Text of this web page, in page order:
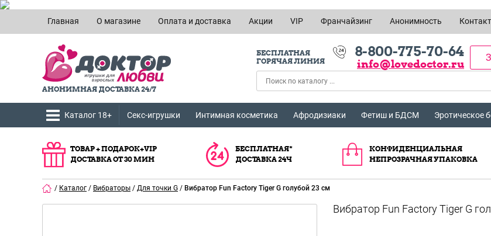
Главная О магазине Оплата и доставка Акции VIP Франчайзинг Анонимность
АНОНИМНАЯ ДОСТАВКА 24/7
БЕСПЛАТНАЯ
ГОРЯЧАЯ ЛИНИЯ
8-800-775-70-64
info@lovedoctor.ru
Каталог 18+ Секс-игрушки Интимная косметика Афродизиаки Фетиш и БДСМ Эротическое
ТОВАР + ПОДАРОК+VIP
ДОСТАВКА ОТ 30 МИН
БЕСПЛАТНАЯ*
ДОСТАВКА 24Ч
КОНФИДЕНЦИАЛЬНАЯ
НЕПРОЗРАЧНАЯ УПАКОВКА
/ Каталог / Вибраторы / Для точки G / Вибратор Fun Factory Tiger G голубой 23 см